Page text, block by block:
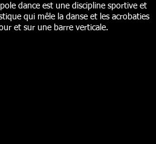
pole dance est une discipline sportive et
qui mêle la danse et les acrobaties
et sur une barre verticale.